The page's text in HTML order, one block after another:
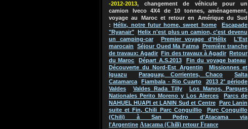
-2012-2013, changement de véhicule pour un
camion Iveco 4X4 de 10 tonnes, aménagement,
voyage au Maroc et retour en Amérique du Sud
:
Hélix, notre futur home, sweet home
Escapade
"Ryanair"
Helix n'est plus un camion, c'est devenu
un camping-car
Premier voyage d'Hélix
L'Est
marocain
Séjour Oued Ma Fatma
Première tranche
de travaux: Agadir
Fin des travaux à Agadir
Retour
du Maroc
Départ A.S.2013
Fin du voyage bateau
Découverte du Nord-Est Argentin
Missionnes et
Iguazu
Paraguay, Corrientes, Chaco
Salta
Catamarca
Fiambala - Rio Cuarto
2013 2° période
Valdes
Valdes Rada Tilly
Los Manos, Parques
Nationales Perito Moreno y Los Alerces
Parcs de
NAHUEL HUAPI et LANIN Sud et Centre
Parc Lanin
suite et Fin, Chili Parc Conguillio
Parc Conguillo
(Chili) à San Pedro d'Atacama via
l'Argentine Atacama (Chili) retour France